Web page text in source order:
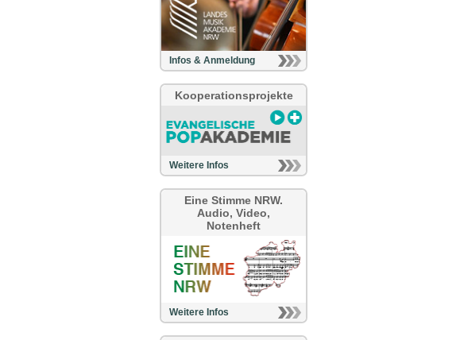
Infos & Anmeldung
Kooperationsprojekte
Weitere Infos
Eine Stimme NRW.
Audio, Video,
Notenheft
Weitere Infos